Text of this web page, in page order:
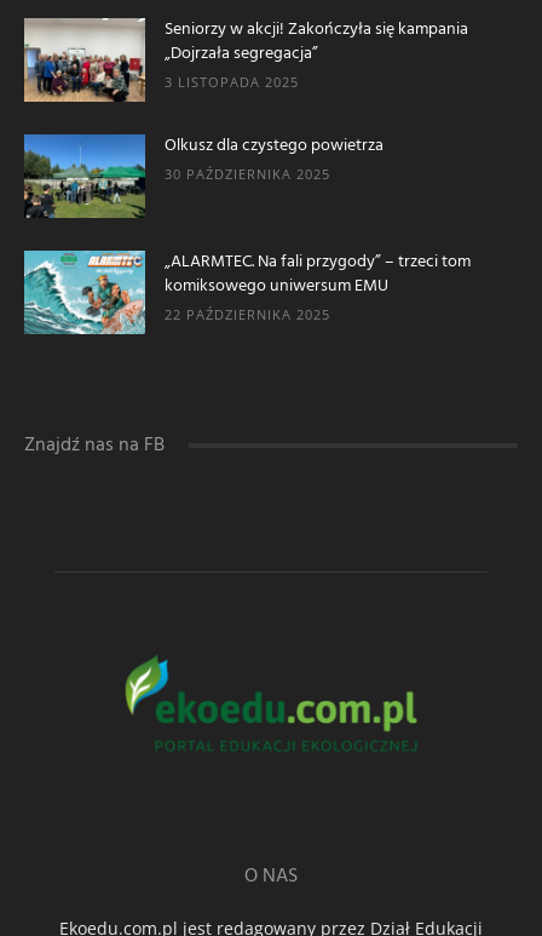
Seniorzy w akcji! Zakończyła się kampania
„Dojrzała segregacja”
3 LISTOPADA 2025
Olkusz dla czystego powietrza
30 PAŹDZIERNIKA 2025
„ALARMTEC. Na fali przygody” – trzeci tom
komiksowego uniwersum EMU
22 PAŹDZIERNIKA 2025
Znajdź nas na FB
O NAS
Ekoedu.com.pl jest redagowany przez Dział Edukacji